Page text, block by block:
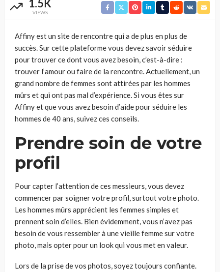
1.5K
VIEWS
Affiny est un site de rencontre qui a de plus en plus de
succès. Sur cette plateforme vous devez savoir séduire
pour trouver ce dont vous avez besoin, c’est-à-dire :
trouver l’amour ou faire de la rencontre. Actuellement, un
grand nombre de femmes sont attirées par les hommes
mûrs et qui ont pas mal d’expérience. Si vous êtes sur
Affiny et que vous avez besoin d’aide pour séduire les
hommes de 40 ans, suivez ces conseils.
Prendre soin de votre
profil
Pour capter l’attention de ces messieurs, vous devez
commencer par soigner votre profil, surtout votre photo.
Les hommes mûrs apprécient les femmes simples et
prennent soin d’elles. Bien évidemment, vous n’avez pas
besoin de vous ressembler à une vieille femme sur votre
photo, mais opter pour un look qui vous met en valeur.
Lors de la prise de vos photos, soyez toujours confiante.